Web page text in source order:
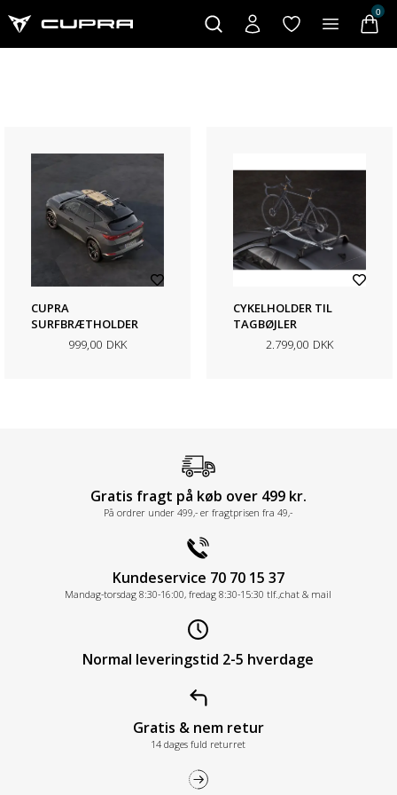
0
CUPRA
SURFBRÆTHOLDER
999,00 DKK
CYKELHOLDER TIL
TAGBØJLER
2.799,00 DKK
Gratis fragt på køb over 499 kr.
På ordrer under 499,- er fragtprisen fra 49,-
Kundeservice 70 70 15 37
Mandag-torsdag 8:30-16:00, fredag 8:30-15:30 tlf.,chat & mail
Normal leveringstid 2-5 hverdage
Gratis & nem retur
14 dages fuld returret